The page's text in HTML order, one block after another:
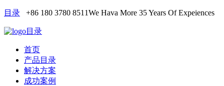
目录 +86 180 3780 8511We Hava More 35 Years Of Expeiences
目录
首页
产品目录
解决方案
成功案例